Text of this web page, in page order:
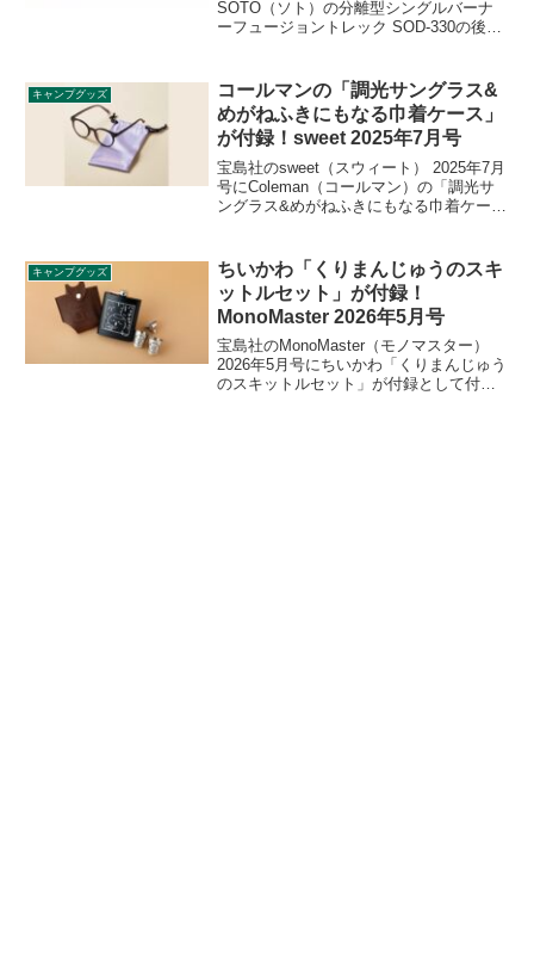
SOTO（ソト）の分離型シングルバーナ
ーフュージョントレック SOD-330の後継
ク） SOD-331」が登場しました。詳細を
レビューします。
キャンプグッズ
コールマンの「調光サングラス&
めがねふきにもなる巾着ケース」
が付録！sweet 2025年7月号
宝島社のsweet（スウィート） 2025年7月
号にColeman（コールマン）の「調光サ
ングラス&めがねふきにもなる巾着ケー
カラーと形を採用しており、めがねふき
としても使える巾着ケースが付きます。
詳細をレビューします。
キャンプグッズ
ちいかわ「くりまんじゅうのスキ
ットルセット」が付録！
MonoMaster 2026年5月号
宝島社のMonoMaster（モノマスター）
2026年5月号にちいかわ「くりまんじゅう
のスキットルセット」が付録として付き